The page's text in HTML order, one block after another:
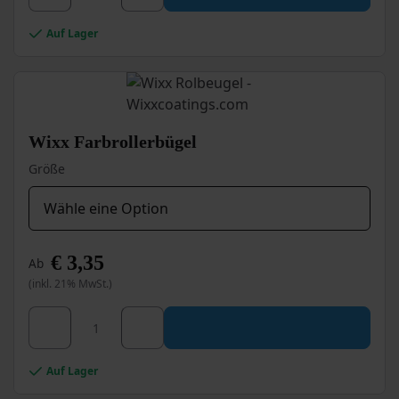
Auf Lager
Wixx Farbrollerbügel
Größe
Ab € 3,35
(inkl. 21% MwSt.)
Wixx Farbrollerbügel Menge
Dieses
weist
mehrere
Auf Lager